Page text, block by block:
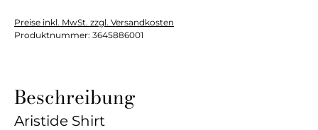
Preise inkl. MwSt. zzgl. Versandkosten
Produktnummer: 3645886001
Beschreibung
Aristide Shirt